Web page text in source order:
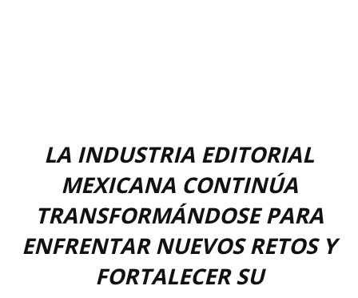
LA INDUSTRIA EDITORIAL
MEXICANA CONTINÚA
TRANSFORMÁNDOSE PARA
ENFRENTAR NUEVOS RETOS Y
FORTALECER SU